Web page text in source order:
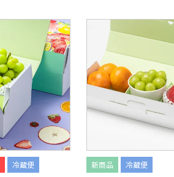
冷蔵便 新商品 冷蔵便